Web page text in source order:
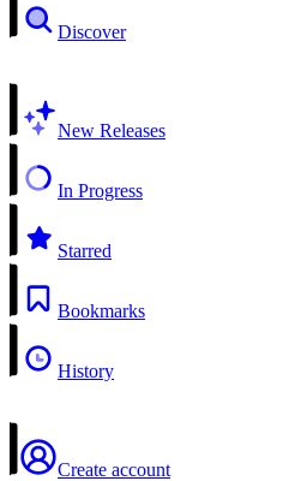
Discover
New Releases
In Progress
Starred
Bookmarks
History
Create account